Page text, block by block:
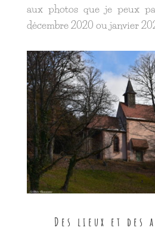
aux photos que je peux
décembre 2020 ou janvier
Des lieux et des